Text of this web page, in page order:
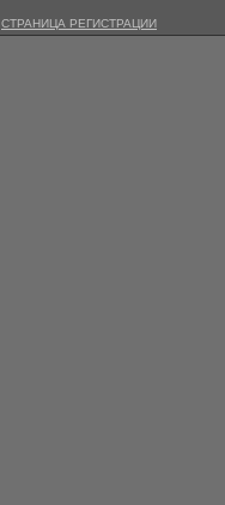
СТРАНИЦА РЕГИСТРАЦИИ